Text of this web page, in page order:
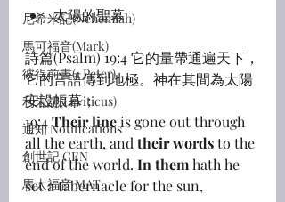
尼希米記(Nehemiah)
馬可福音(Mark)
彼得前書(1 Peter)
利未記(Leviticus)
通知 Notifications
創世記 GEN
馬太福音 MAT
太陽的聖幕
詩篇(Psalm) 19:4 它的量帶通遍天下，
它的言語傳到地極。神在其間為太陽
安設帳幕；
19:4 Their line is gone out through
all the earth, and their words to the
end of the world. In them hath he
set a tabernacle for the sun,